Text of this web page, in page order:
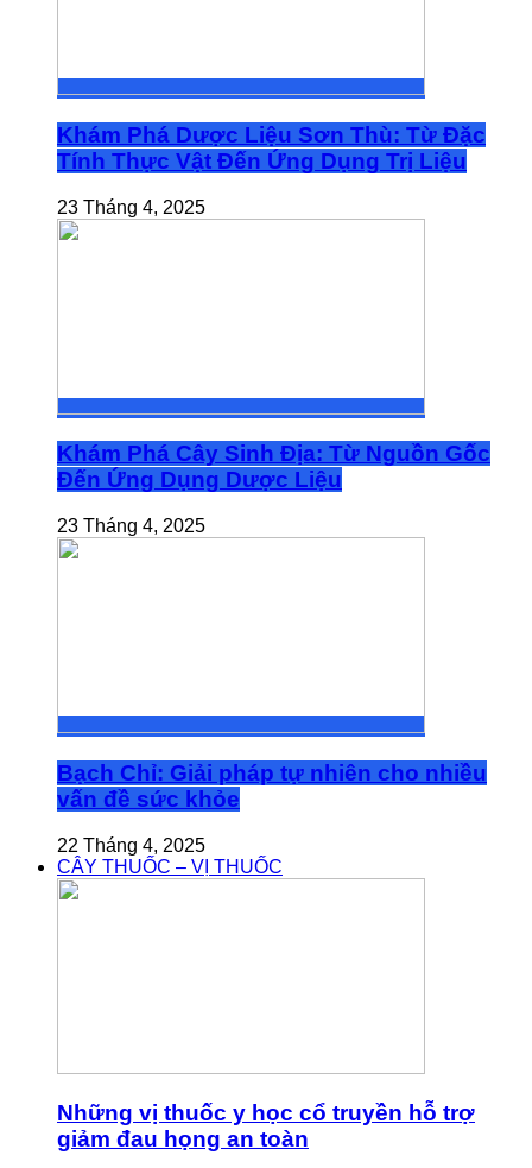
Khám Phá Dược Liệu Sơn Thù: Từ Đặc
Tính Thực Vật Đến Ứng Dụng Trị Liệu
23 Tháng 4, 2025
Khám Phá Cây Sinh Địa: Từ Nguồn Gốc
Đến Ứng Dụng Dược Liệu
23 Tháng 4, 2025
Bạch Chỉ: Giải pháp tự nhiên cho nhiều
vấn đề sức khỏe
22 Tháng 4, 2025
CÂY THUỐC – VỊ THUỐC
Những vị thuốc y học cổ truyền hỗ trợ
giảm đau họng an toàn